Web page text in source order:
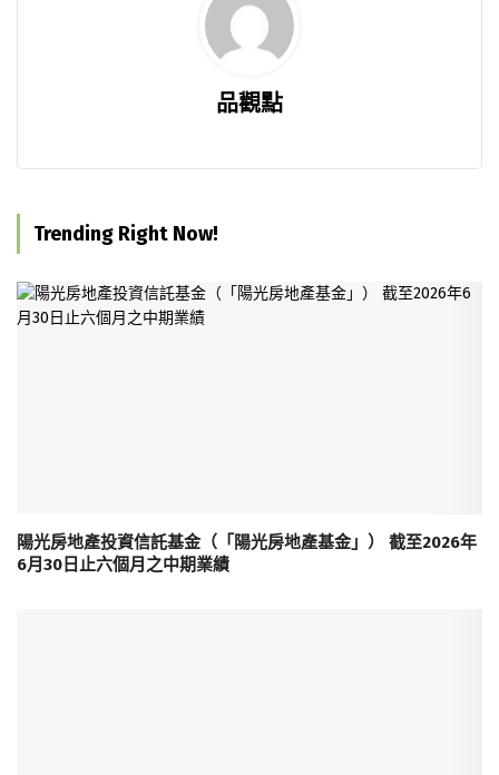
品觀點
Trending Right Now!
陽光房地產投資信託基金（「陽光房地產基金」） 截至2026年
6月30日止六個月之中期業績